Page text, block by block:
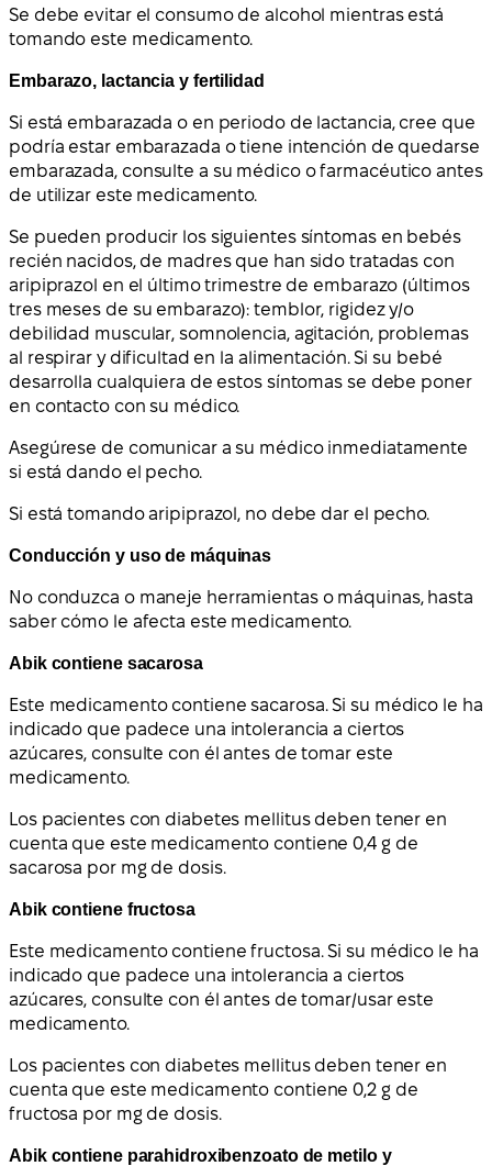
Se debe evitar el consumo de alcohol mientras está
tomando este medicamento.
Embarazo, lactancia y fertilidad
Si está embarazada o en periodo de lactancia, cree que
podría estar embarazada o tiene intención de quedarse
embarazada, consulte a su médico o farmacéutico antes
de utilizar este medicamento.
Se pueden producir los siguientes síntomas en bebés
recién nacidos, de madres que han sido tratadas con
aripiprazol en el último trimestre de embarazo (últimos
tres meses de su embarazo): temblor, rigidez y/o
debilidad muscular, somnolencia, agitación, problemas
al respirar y dificultad en la alimentación. Si su bebé
desarrolla cualquiera de estos síntomas se debe poner
en contacto con su médico.
Asegúrese de comunicar a su médico inmediatamente
si está dando el pecho.
Si está tomando aripiprazol, no debe dar el pecho.
Conducción y uso de máquinas
No conduzca o maneje herramientas o máquinas, hasta
saber cómo le afecta este medicamento.
Abik contiene sacarosa
Este medicamento contiene sacarosa. Si su médico le ha
indicado que padece una intolerancia a ciertos
azúcares, consulte con él antes de tomar este
medicamento.
Los pacientes con diabetes mellitus deben tener en
cuenta que este medicamento contiene 0,4 g de
sacarosa por mg de dosis.
Abik contiene fructosa
Este medicamento contiene fructosa. Si su médico le ha
indicado que padece una intolerancia a ciertos
azúcares, consulte con él antes de tomar/usar este
medicamento.
Los pacientes con diabetes mellitus deben tener en
cuenta que este medicamento contiene 0,2 g de
fructosa por mg de dosis.
Abik contiene parahidroxibenzoato de metilo y